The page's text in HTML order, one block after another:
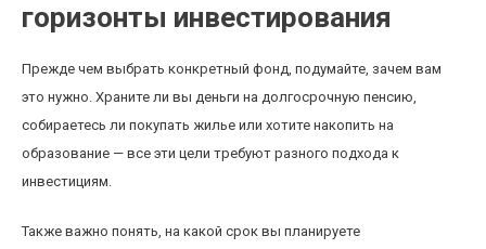
горизонты инвестирования
Прежде чем выбрать конкретный фонд, подумайте, зачем вам
это нужно. Храните ли вы деньги на долгосрочную пенсию,
собираетесь ли покупать жилье или хотите накопить на
образование — все эти цели требуют разного подхода к
инвестициям.
Также важно понять, на какой срок вы планируете